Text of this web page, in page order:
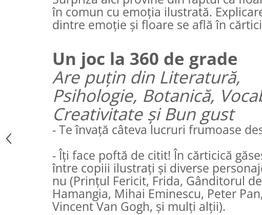
în comun cu emoția ilustrată.
dintre emoție și floare se află în
Un joc la 360 de grade
Are puțin din Literatură,
Psihologie, Botanică,
Creativitate și Bun gust
- Te învață câteva lucruri frumoase
- Îți face poftă de citit! În cărticică
între copiii ilustrați și diverse
nu (Prințul Fericit, Frida, Gânditorul
Hamangia, Mihai Eminescu, Peter
Vincent Van Gogh, și mulți alții).